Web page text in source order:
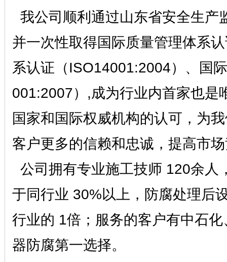
我公司顺利通过山东省安全生产
并一次性取得国际质量管理体系
系认证（ISO14001:2004）、国
001:2007）,成为行业内首家也是
国家和国际权威机构的认可，为
客户更多的信赖和忠诚，提高市
公司拥有专业施工技师 120余人
于同行业 30%以上，防腐处理后
行业的 1倍；服务的客户有中石
器防腐第一选择。